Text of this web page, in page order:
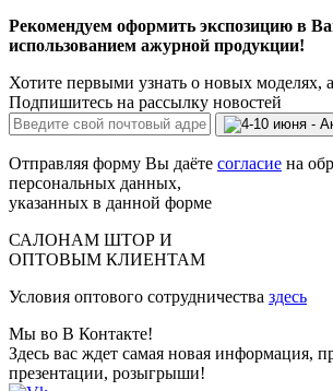
Рекомендуем оформить экспозицию в
использованием ажурной продукции!
Хотите первыми узнать о новых моделях,
Подпишитесь на рассылку новостей
Отправляя форму Вы даёте согласие на
персональных данных,
указанных в данной форме
САЛОНАМ ШТОР И
ОПТОВЫМ КЛИЕНТАМ
Условия оптового сотрудничества здесь
Мы во В Контакте!
Здесь вас ждет самая новая информация,
презентации, розыгрыши!